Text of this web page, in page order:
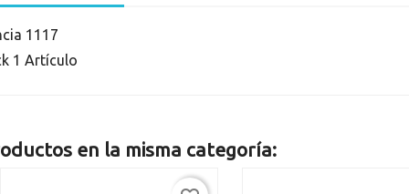
1117
1 Artículo
en la misma categoría: